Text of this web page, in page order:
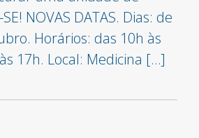
NOVAS DATAS. Dias: de
Horários: das 10h às
17h. Local: Medicina […]